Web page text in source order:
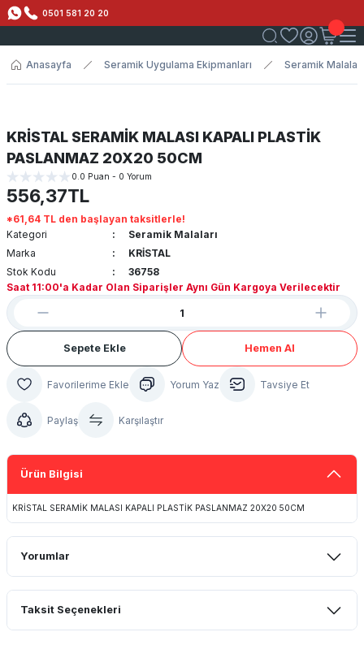
0501 581 20 20
Anasayfa Seramik Uygulama Ekipmanları Seramik Malaları
KRİSTAL SERAMİK MALASI KAPALI PLASTİK
PASLANMAZ 20X20 50CM
0.0 Puan - 0 Yorum
556,37TL
*61,64 TL den başlayan taksitlerle!
Kategori
Seramik Malaları
Marka
KRİSTAL
Stok Kodu
36758
Saat 11:00'a Kadar Olan Siparişler Aynı Gün Kargoya Verilecektir
Sepete Ekle Hemen Al
Yorum Yaz Tavsiye Et
Paylaş Karşılaştır
Ürün Bilgisi
KRİSTAL SERAMİK MALASI KAPALI PLASTİK PASLANMAZ 20X20 50CM
Yorumlar
Bu ürüne ilk yorumu siz yapın!
Taksit Seçenekleri